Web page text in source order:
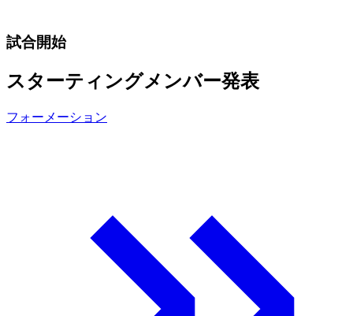
試合開始
スターティングメンバー発表
フォーメーション